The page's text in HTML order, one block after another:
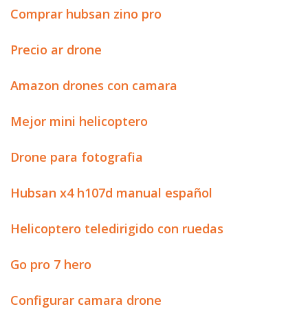
Comprar hubsan zino pro
Precio ar drone
Amazon drones con camara
Mejor mini helicoptero
Drone para fotografia
Hubsan x4 h107d manual español
Helicoptero teledirigido con ruedas
Go pro 7 hero
Configurar camara drone